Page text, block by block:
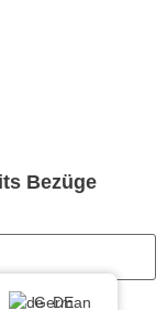
German
Bezüge